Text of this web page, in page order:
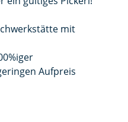
mit
Aufpreis